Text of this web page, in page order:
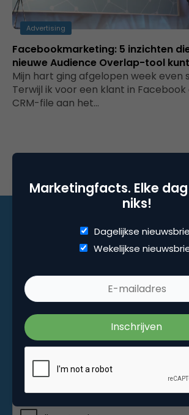
Advertising
Facebookmarketing: 5 inzichten
nieuwe Audience Overlap-tool
Mijn hart ging afgelopen week even
Terwijl ik voor een klant in Facebook
CRM-file aan het…
Marketingfacts. Elke dag
niks!
Dagelijkse
Wekelijkse
Marketingfacts. Elke dag